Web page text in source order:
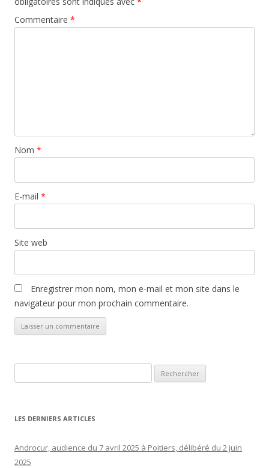
Commentaire *
Nom *
E-mail *
Site web
Enregistrer mon nom, mon e-mail et mon site dans le
navigateur pour mon prochain commentaire.
LES DERNIERS ARTICLES
Androcur, audience du 7 avril 2025 à Poitiers, délibéré du 2 juin
2025